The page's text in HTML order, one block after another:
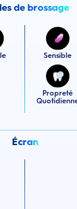
de brossage
Sensible
Propreté
Écran